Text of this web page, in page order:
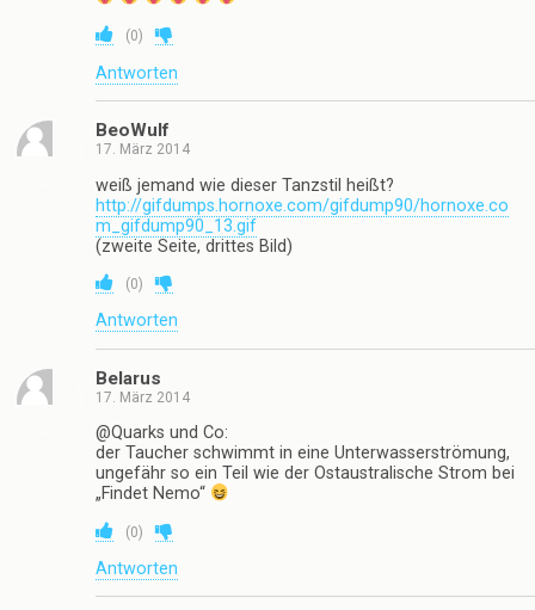
(0)
Antworten
BeoWulf
17. März 2014
weiß jemand wie dieser Tanzstil heißt?
http://gifdumps.hornoxe.com/gifdump90/hornoxe.co
m_gifdump90_13.gif
(zweite Seite, drittes Bild)
(0)
Antworten
Belarus
17. März 2014
@Quarks und Co:
der Taucher schwimmt in eine Unterwasserströmung,
ungefähr so ein Teil wie der Ostaustralische Strom bei
„Findet Nemo“
(0)
Antworten